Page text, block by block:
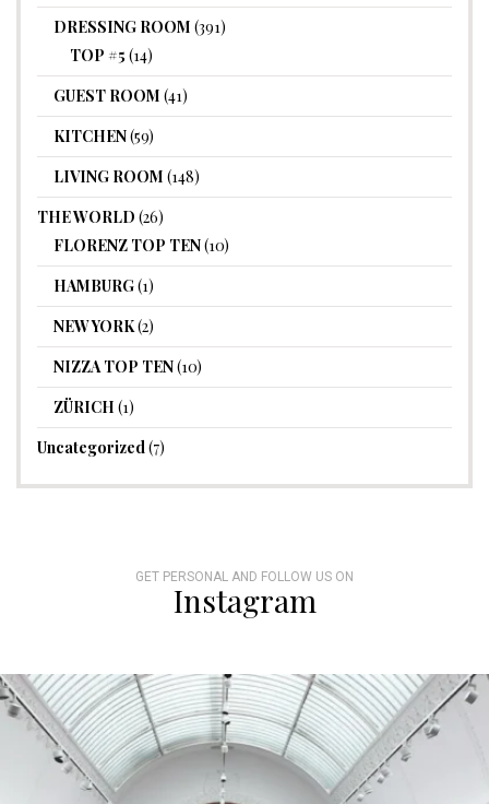
DRESSING ROOM (391)
TOP #5 (14)
GUEST ROOM (41)
KITCHEN(59)
LIVING ROOM (148)
THE WORLD (26)
FLORENZ TOP TEN(10)
HAMBURG(1)
NEW YORK(2)
NIZZA TOP TEN(10)
ZÜRICH (1)
Uncategorized(7)
GET PERSONAL AND FOLLOW US ON
Instagram